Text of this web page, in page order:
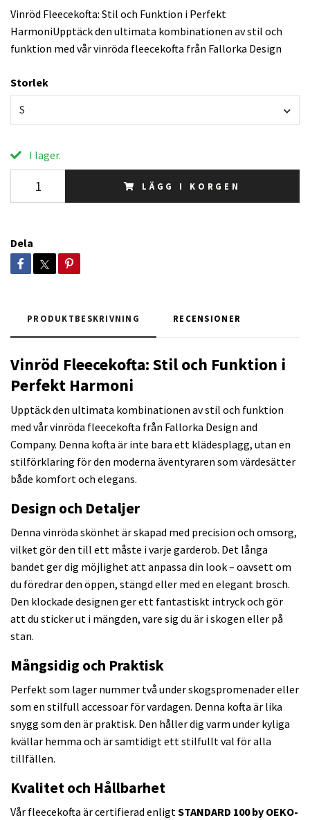
Vinröd Fleecekofta: Stil och Funktion i Perfekt
HarmoniUpptäck den ultimata kombinationen av stil och
funktion med vår vinröda fleecekofta från Fallorka Design
Storlek
S
I lager.
LÄGG I KORGEN
Dela
PRODUKTBESKRIVNING RECENSIONER
Vinröd Fleecekofta: Stil och Funktion i
Perfekt Harmoni
Upptäck den ultimata kombinationen av stil och funktion
med vår vinröda fleecekofta från Fallorka Design and
Company. Denna kofta är inte bara ett klädesplagg, utan en
stilförklaring för den moderna äventyraren som värdesätter
både komfort och elegans.
Design och Detaljer
Denna vinröda skönhet är skapad med precision och omsorg,
vilket gör den till ett måste i varje garderob. Det långa
bandet ger dig möjlighet att anpassa din look – oavsett om
du föredrar den öppen, stängd eller med en elegant brosch.
Den klockade designen ger ett fantastiskt intryck och gör
att du sticker ut i mängden, vare sig du är i skogen eller på
stan.
Mångsidig och Praktisk
Perfekt som lager nummer två under skogspromenader eller
som en stilfull accessoar för vardagen. Denna kofta är lika
snygg som den är praktisk. Den håller dig varm under kyliga
kvällar hemma och är samtidigt ett stilfullt val för alla
tillfällen.
Kvalitet och Hållbarhet
Vår fleecekofta är certifierad enligtSTANDARD 100 by OEKO-